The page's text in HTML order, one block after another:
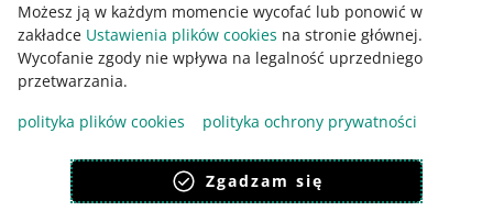
Możesz ją w każdym momencie wycofać lub ponowić w
zakładce Ustawienia plików cookies na stronie głównej.
Wycofanie zgody nie wpływa na legalność uprzedniego
przetwarzania.
polityka plików cookies
polityka ochrony prywatności
Zgadzam się
Bezpłatny zwrot zrealizujesz tylko wtedy, gdy klient
zgłosi go za pomocą formularza zwrotu na swoim
koncie Allegro.
opisanymi powyżej pod warunkiem, że:
kupujący opłaci zamówienie przez Allegro
poprawnie przekażesz adres mejlowy do